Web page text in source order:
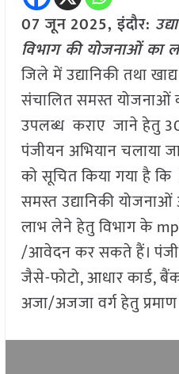
07 जून 2025,इंदौर:
विभाग की योजनाओं का
जिले में उद्यानिकी तथा
संचालित समस्त योजनाओं
उपलब्ध कराए जाने हेतु
पंजीयन अभियान चलाया
को सूचित किया गया है कि
समस्त उद्यानिकी
लाभ लेने हेतु विभाग के
/आवेदन कर सकते हैं।
जैसे-फोटो, आधार कार्ड,
अजा/अजजा वर्ग हेतु प्रमाण